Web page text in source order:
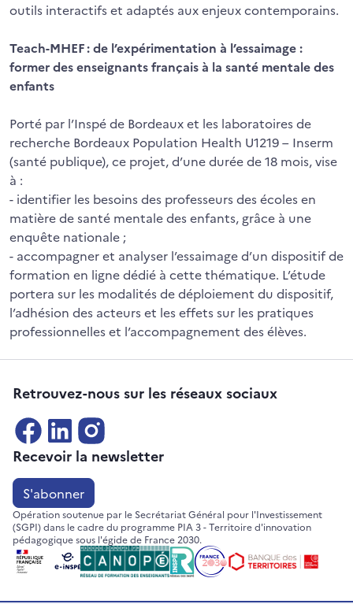
outils interactifs et adaptés aux enjeux contemporains.
Teach-MHEF : de l’expérimentation à l’essaimage :
former des enseignants français à la santé mentale des
enfants
Porté par l’Inspé de Bordeaux et les laboratoires de
recherche Bordeaux Population Health U1219 – Inserm
(santé publique), ce projet, d’une durée de 18 mois, vise
à :
- identifier les besoins des professeurs des écoles en
matière de santé mentale des enfants, grâce à une
enquête nationale ;
- accompagner et analyser l’essaimage d’un dispositif de
formation en ligne dédié à cette thématique. L’étude
portera sur les modalités de déploiement du dispositif,
l’adhésion des acteurs et les effets sur les pratiques
professionnelles et l’accompagnement des élèves.
Opération soutenue par le Secrétariat Général pour l'Investissement
(SGPI) dans le cadre du programme PIA 3 - Territoire d'innovation
pédagogique sous l'égide de France 2030.
Retrouvez-nous sur les réseaux sociaux
Recevoir la newsletter
S'abonner